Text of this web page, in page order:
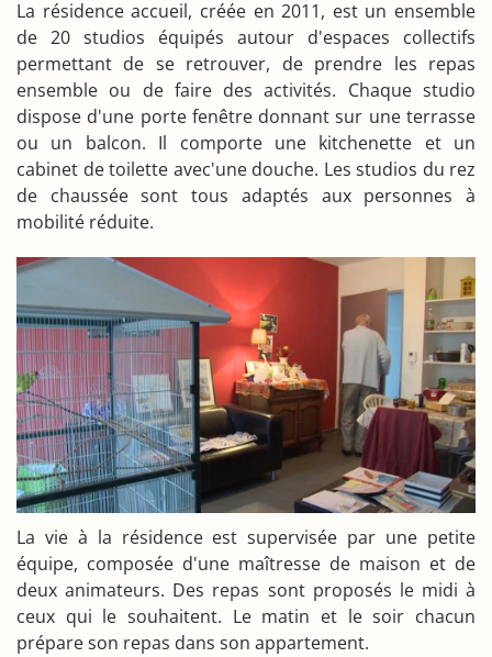
La résidence accueil, créée en 2011, est un ensemble
de 20 studios équipés autour d'espaces collectifs
permettant de se retrouver, de prendre les repas
ensemble ou de faire des activités. Chaque studio
dispose d'une porte fenêtre donnant sur une terrasse
ou un balcon. Il comporte une kitchenette et un
cabinet de toilette avec'une douche. Les studios du rez
de chaussée sont tous adaptés aux personnes à
mobilité réduite.
La vie à la résidence est supervisée par une petite
équipe, composée d'une maîtresse de maison et de
deux animateurs. Des repas sont proposés le midi à
ceux qui le souhaitent. Le matin et le soir chacun
prépare son repas dans son appartement.